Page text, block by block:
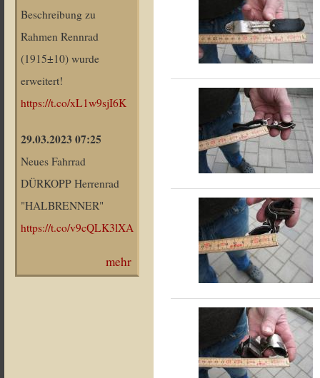
Beschreibung zu
Rahmen Rennrad
(1915±10) wurde
erweitert!
https://t.co/xL1w9sjI6K
29.03.2023 07:25
Neues Fahrrad
DÜRKOPP Herrenrad
"HALBRENNER"
https://t.co/v9cQLK3lXA
mehr